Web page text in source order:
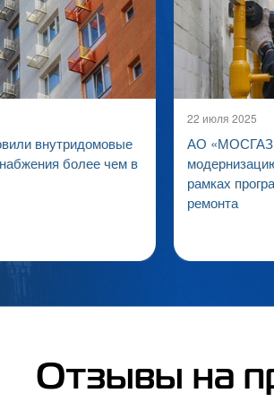
внутридомовые
более чем в
22 июля 2025
АО
рамках
ремонта
Отзывы на